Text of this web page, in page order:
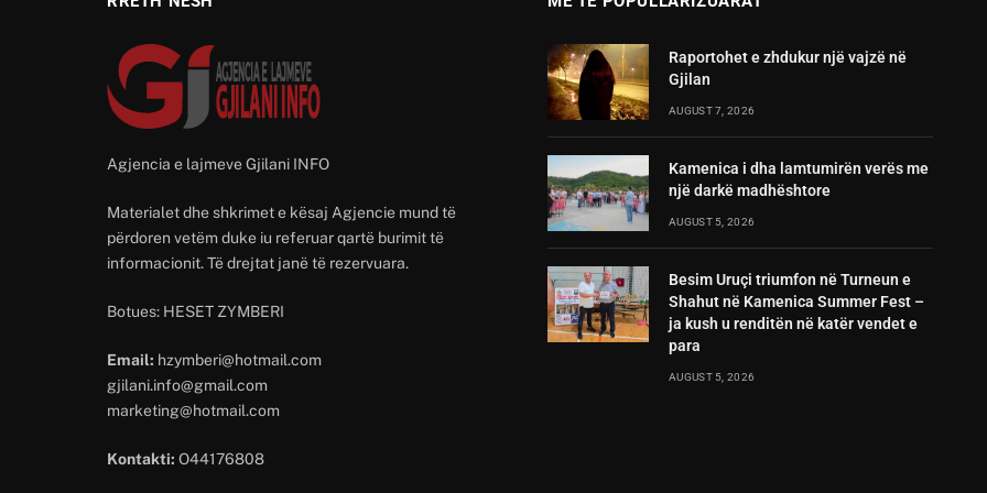
Agjencia e lajmeve Gjilani INFO
Materialet dhe shkrimet e kësaj Agjencie mund të
përdoren vetëm duke iu referuar qartë burimit të
informacionit. Të drejtat janë të rezervuara.
Botues: HESET ZYMBERI
Email: hzymberi@hotmail.com
gjilani.info@gmail.com
marketing@hotmail.com
Kontakti: O44176808
Raportohet e zhdukur një vajzë në
Gjilan
AUGUST 7, 2026
Kamenica i dha lamtumirën verës me
një darkë madhështore
AUGUST 5, 2026
Besim Uruçi triumfon në Turneun e
Shahut në Kamenica Summer Fest –
ja kush u renditën në katër vendet e
para
AUGUST 5, 2026